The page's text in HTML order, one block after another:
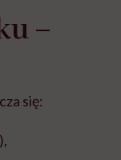
–
się: